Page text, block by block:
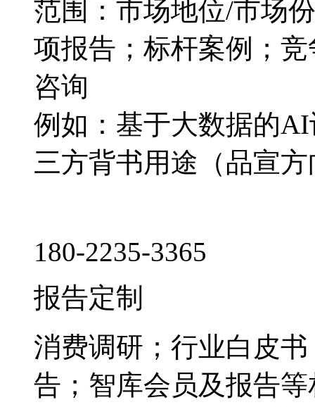
范围：市场地位/市场
项报告；标杆案例；
咨询
例如：基于大数据的
三方背书用途（品宣
180-2235-3365
报告定制
消费调研；行业白皮
告；智库会员及报告